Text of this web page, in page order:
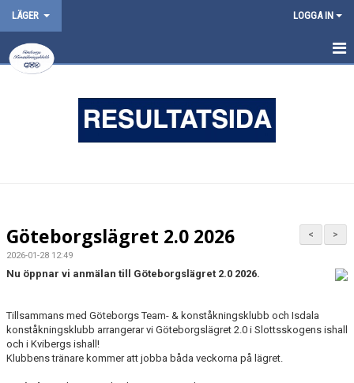
LÄGER LOGGA IN
MINICAMP KRISIT HIMMELSFÄRD 14-17 MAJ 2026
>
<
Göteborgslägret 2.0 2026
2026-01-28 12:49
Nu öppnar vi anmälan till Göteborgslägret 2.0 2026.
Tillsammans med Göteborgs Team- & konståkningsklubb och Isdala
konståkningsklubb arrangerar vi Göteborgslägret 2.0 i Slottsskogens ishall
och i Kvibergs ishall!
Klubbens tränare kommer att jobba båda veckorna på lägret.